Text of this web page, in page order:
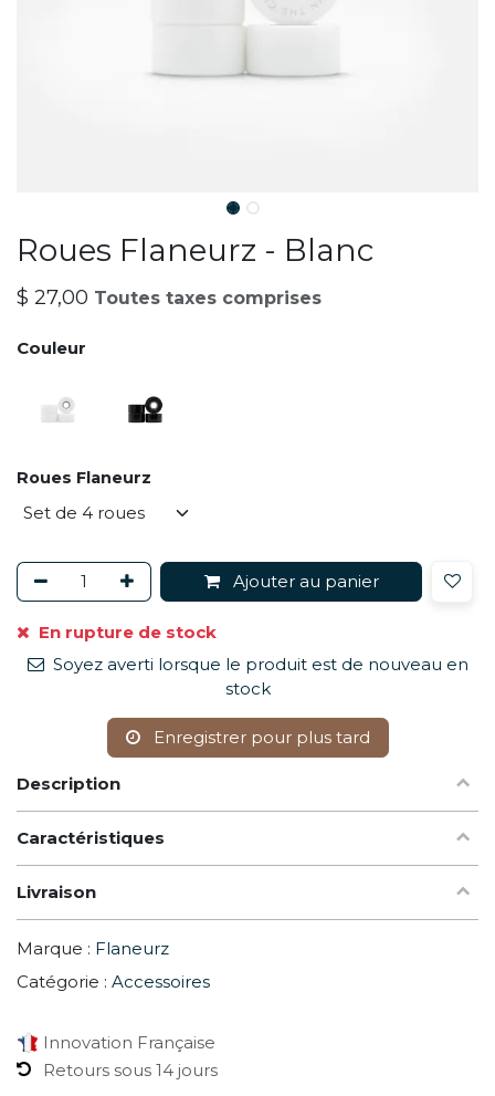
Roues Flaneurz - Blanc
$ 27,00 Toutes taxes comprises
Couleur
Roues Flaneurz
Ajouter au panier
En rupture de stock
Soyez averti lorsque le produit est de nouveau en
stock
Enregistrer pour plus tard
Description
Caractéristiques
Livraison
Marque : Flaneurz
Catégorie : Accessoires
Innovation Française
Retours sous 14 jours